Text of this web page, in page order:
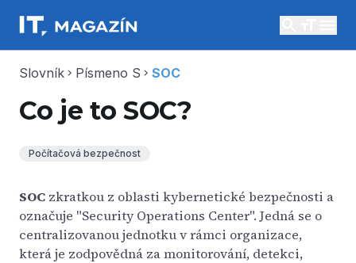
Slovník chevron_right Písmeno S chevron_right SOC
Co je to SOC?
Počítačová bezpečnost
SOC zkratkou z oblasti kybernetické bezpečnosti a
označuje "Security Operations Center". Jedná se o
centralizovanou jednotku v rámci organizace,
která je zodpovědná za monitorování, detekci,